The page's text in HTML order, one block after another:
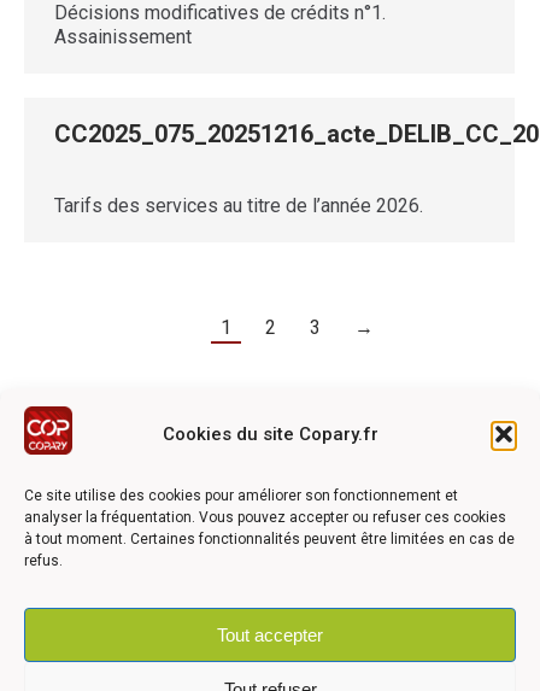
Cookies du site Copary.fr
Ce site utilise des cookies pour améliorer son fonctionnement et
analyser la fréquentation. Vous pouvez accepter ou refuser ces cookies
à tout moment. Certaines fonctionnalités peuvent être limitées en cas de
refus.
Tout accepter
Décisions modificatives de crédits n°1.
Assainissement
Tarifs des services au titre de l’année 2026.
1 2 3 →
Ce site a été réalisé avec le soutien financier de l'Union
Pays Barrois